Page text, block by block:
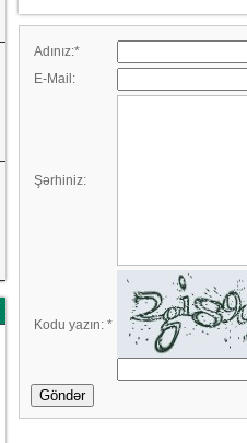
Adınız:*
E-Mail:
Şərhiniz:
Kodu yazın: *
Göndər